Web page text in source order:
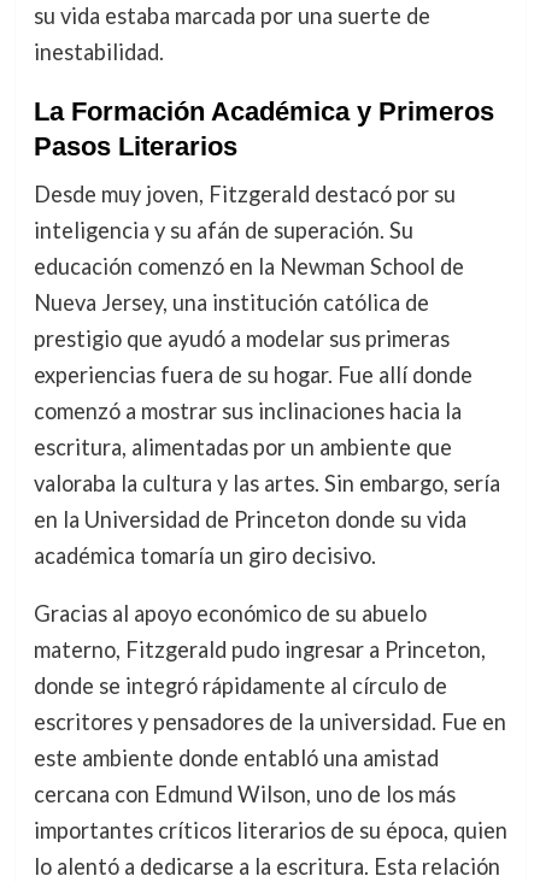
su vida estaba marcada por una suerte de
inestabilidad.
La Formación Académica y Primeros
Pasos Literarios
Desde muy joven, Fitzgerald destacó por su
inteligencia y su afán de superación. Su
educación comenzó en la Newman School de
Nueva Jersey, una institución católica de
prestigio que ayudó a modelar sus primeras
experiencias fuera de su hogar. Fue allí donde
comenzó a mostrar sus inclinaciones hacia la
escritura, alimentadas por un ambiente que
valoraba la cultura y las artes. Sin embargo, sería
en la Universidad de Princeton donde su vida
académica tomaría un giro decisivo.
Gracias al apoyo económico de su abuelo
materno, Fitzgerald pudo ingresar a Princeton,
donde se integró rápidamente al círculo de
escritores y pensadores de la universidad. Fue en
este ambiente donde entabló una amistad
cercana con Edmund Wilson, uno de los más
importantes críticos literarios de su época, quien
lo alentó a dedicarse a la escritura. Esta relación